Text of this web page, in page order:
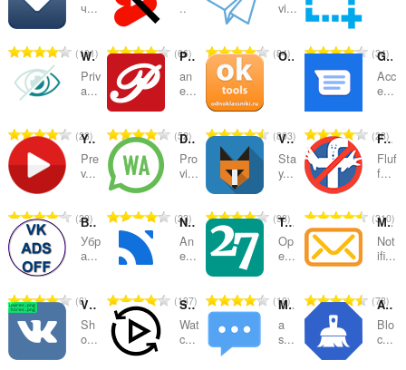
よ
び
カ
テ
ゴ
リ
の
：
の
：
の
：
：
ч...
評
価
の
：
101
..
評
価
の
：
66
vi...
評
：
84
評
価
の
：
34
WhatsApp Privacy Filter
Priv
a...
評
価
の
：
23
Pinterest™ Panel
an
e...
評
価
の
：
52
OkTools - Темы, Cтатусы для сайта одноклассники.ру
評
価
の
：
803
Google Messages Sidebar
Acc
e...
評
価
の
：
28
YouTube Still Here
Pre
v...
評
価
の
：
20
Desktop messenger for WhatsApp™
Pro
vi...
評
価
の
：
23
VKfox - плагин для "ВКонтакте"
Sta
y...
評
価
の
：
98
F.B.(FluffBusting)Purity
Fluf
f...
評
価
の
：
310
Вконтакте без рекламы
Убр
а...
評
価
の
6
Netpanel
An
e...
評
価
の
137
TwoSeven Extension
Op
e...
評
の
10
Мои сообщения
Not
ifi...
評
価
の
78
VK original files
Sh
o...
SyncWatch
Wat
c...
Meeting
a
s...
AdBlocker for Facebook™
Blo
c...